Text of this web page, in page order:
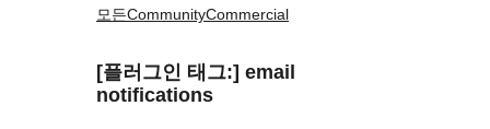
모든CommunityCommercial
[플러그인 태그:] email
notifications